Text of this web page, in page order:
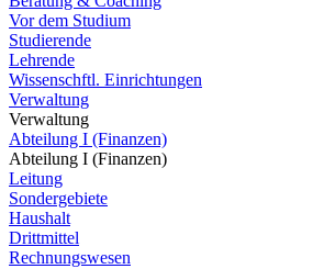
Vor dem Studium
Studierende
Lehrende
Wissenschftl. Einrichtungen
Verwaltung
Verwaltung
Abteilung I (Finanzen)
Abteilung I (Finanzen)
Leitung
Sondergebiete
Haushalt
Drittmittel
Rechnungswesen